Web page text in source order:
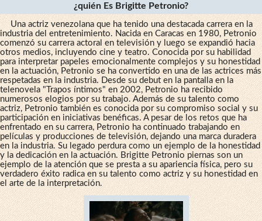
¿quién Es Brigitte Petronio?
Una actriz venezolana que ha tenido una destacada carrera en la
industria del entretenimiento. Nacida en Caracas en 1980, Petronio
comenzó su carrera actoral en televisión y luego se expandió hacia
otros medios, incluyendo cine y teatro. Conocida por su habilidad
para interpretar papeles emocionalmente complejos y su honestidad
en la actuación, Petronio se ha convertido en una de las actrices más
respetadas en la industria. Desde su debut en la pantalla en la
telenovela "Trapos íntimos" en 2002, Petronio ha recibido
numerosos elogios por su trabajo. Además de su talento como
actriz, Petronio también es conocida por su compromiso social y su
participación en iniciativas benéficas. A pesar de los retos que ha
enfrentado en su carrera, Petronio ha continuado trabajando en
películas y producciones de televisión, dejando una marca duradera
en la industria. Su legado perdura como un ejemplo de la honestidad
y la dedicación en la actuación. Brigitte Petronio piernas son un
ejemplo de la atención que se presta a su apariencia física, pero su
verdadero éxito radica en su talento como actriz y su honestidad en
el arte de la interpretación.